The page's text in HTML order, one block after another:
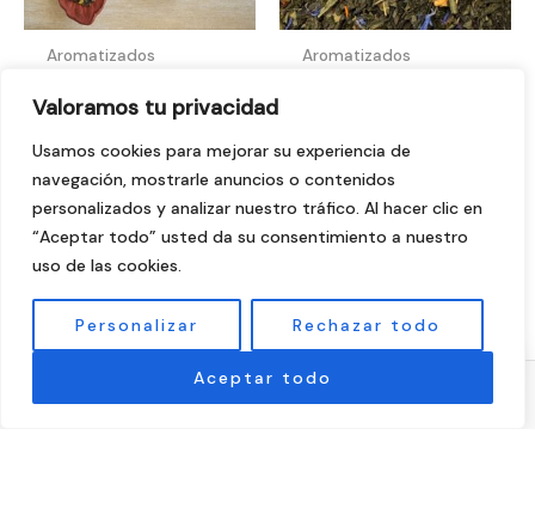
Valoramos tu privacidad
Usamos cookies para mejorar su experiencia de
navegación, mostrarle anuncios o contenidos
personalizados y analizar nuestro tráfico. Al hacer clic en
“Aceptar todo” usted da su consentimiento a nuestro
uso de las cookies.
Personalizar Rechazar todo
Aceptar todo
Aromatizados
Té
Negro/Verde
Mil Y Una
Noches
Aromatizados
Anastasia